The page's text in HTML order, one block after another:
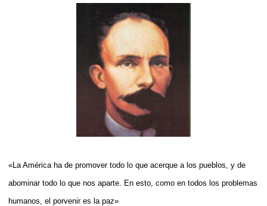
«La América ha de promover todo lo que acerque a los pueblos, y de
abominar todo lo que nos aparte. En esto, como en todos los problemas
humanos, el porvenir es la paz»